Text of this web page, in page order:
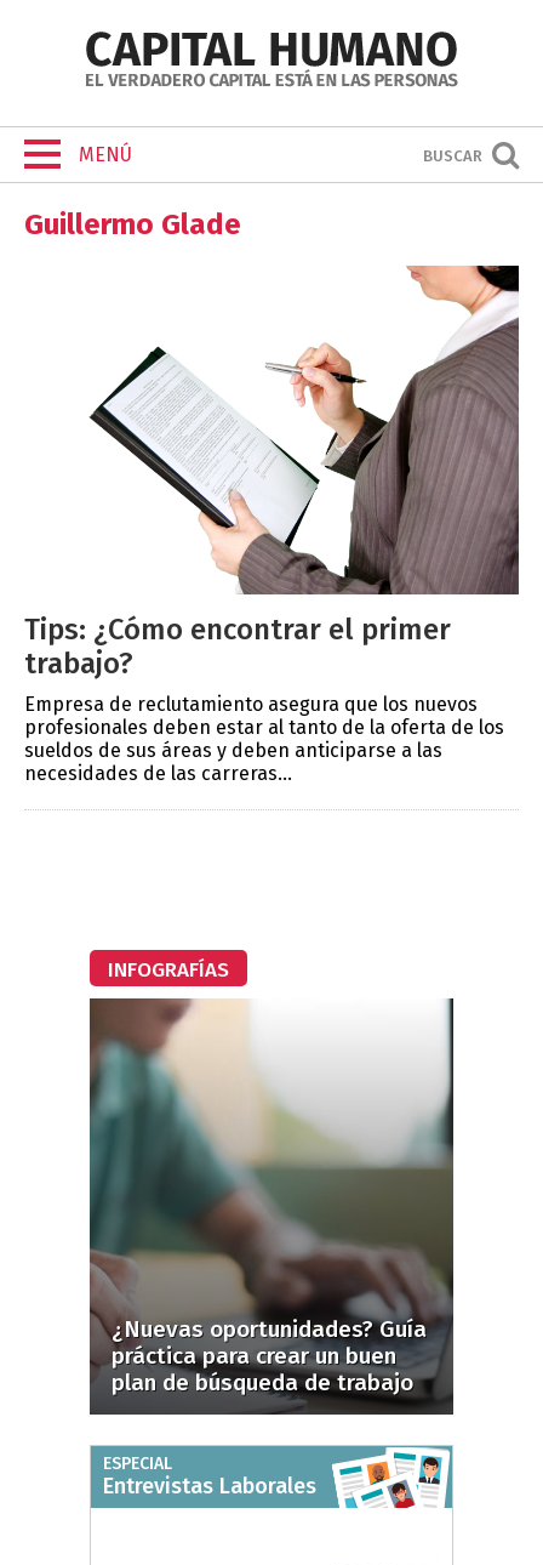
MENÚ BUSCAR
Guillermo Glade
Tips: ¿Cómo encontrar el primer
trabajo?
Empresa de reclutamiento asegura que los nuevos
profesionales deben estar al tanto de la oferta de los
sueldos de sus áreas y deben anticiparse a las
necesidades de las carreras...
INFOGRAFÍAS
¿Nuevas oportunidades? Guía
práctica para crear un buen
plan de búsqueda de trabajo
ESPECIAL
Entrevistas Laborales